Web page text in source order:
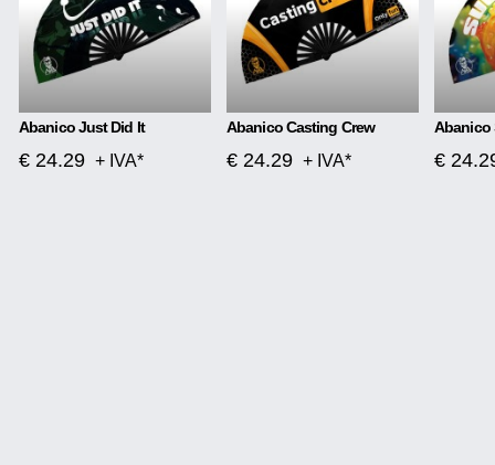
Abanico Just Did It
€ 24.29 + IVA*
Abanico Casting Crew
€ 24.29 + IVA*
Abanico
€